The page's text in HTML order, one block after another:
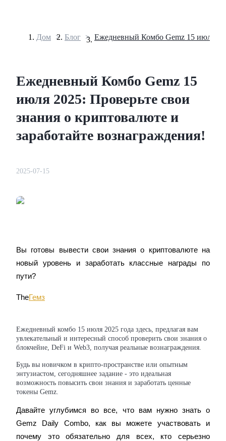
TradFi
сырьевые товары
Дом > Блог >
Ежедневный Комбо Gemz 15
июля 2025: Проверьте свои
знания о криптовалюте и
заработайте вознаграждения!
2025-07-15
Вы готовы вывести свои знания о криптовалюте на
новый уровень и заработать классные награды по
пути?
TheГемз
Ежедневный комбо 15 июля 2025 года здесь, предлагая вам
увлекательный и интересный способ проверить свои знания о
блокчейне, DeFi и Web3, получая реальные вознаграждения.
Будь вы новичком в крипто-пространстве или опытным
энтузиастом, сегодняшнее задание - это идеальная
возможность повысить свои знания и заработать ценные
токены Gemz.
Давайте углубимся во все, что вам нужно знать о
Gemz Daily Combo, как вы можете участвовать и
почему это обязательно для всех, кто серьезно